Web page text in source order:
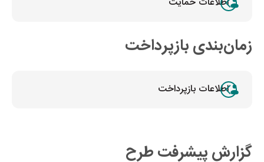
زمان‌بندی بازپرداخت
اطلاعات بازپرداخت
گزارش پیشرفت طرح